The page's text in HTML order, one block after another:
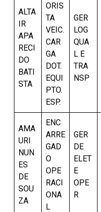
ALTA
IR
APA
RECI
DO
BATI
STA
ORIS
TA
VEIC.
CAR
GA
DOT.
EQUI
PTO.
ESP.
GER
LOG
QUA
L E
TRA
NSP
AMA
URI
NUN
ES
DE
SOU
ZA
ENC
ARRE
GAD
O
OPE
RACI
ONA
L
GER
DE
ELET
E
OPE
R